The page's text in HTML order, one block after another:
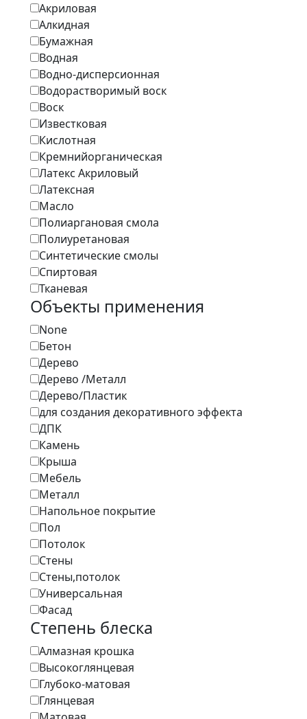
Акриловая
Алкидная
Бумажная
Водная
Водно-дисперсионная
Водорастворимый воск
Воск
Известковая
Кислотная
Кремнийорганическая
Латекс Акриловый
Латексная
Масло
Полиаргановая смола
Полиуретановая
Синтетические смолы
Спиртовая
Тканевая
Объекты применения
None
Бетон
Дерево
Дерево /Металл
Дерево/Пластик
для создания декоративного эффекта
ДПК
Камень
Крыша
Мебель
Металл
Напольное покрытие
Пол
Потолок
Стены
Стены,потолок
Универсальная
Фасад
Степень блеска
Алмазная крошка
Высокоглянцевая
Глубоко-матовая
Глянцевая